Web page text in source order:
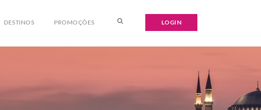
DESTINOS PROMOÇÕES LOGIN